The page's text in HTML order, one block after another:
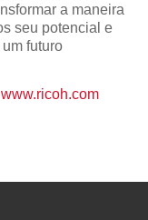
a maneira
seu potencial e
futuro
www.ricoh.com